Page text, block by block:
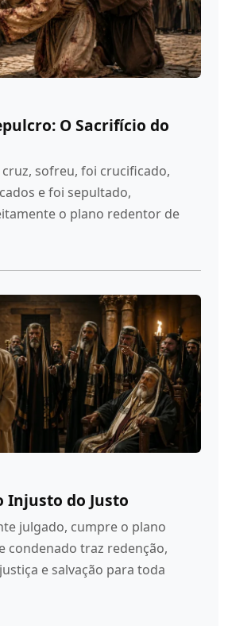
O Sacrifício do
cruz, sofreu, foi crucificado,
e foi sepultado,
o plano redentor de
Injusto do Justo
julgado, cumpre o plano
condenado traz redenção,
e salvação para toda